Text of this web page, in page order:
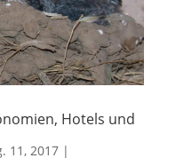
Hotels und
11, 2017|